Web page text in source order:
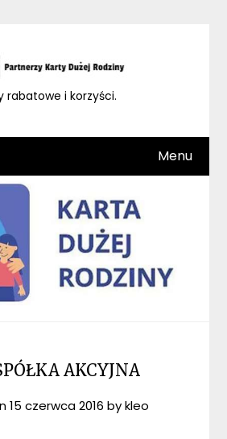
rabatowe i korzyści.
Menu
AKCYJNA
15 czerwca 2016 bykleo